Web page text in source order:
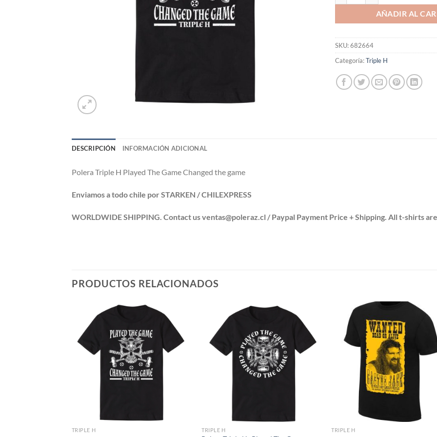
AÑADIR AL
SKU:682664
Categoría:Triple H
DESCRIPCIÓN INFORMACIÓN ADICIONAL
Polera Triple H Played The Game Changed the game
Enviamos a todo chile por STARKEN / CHILEXPRESS
WORLDWIDE SHIPPING. Contact us ventas@poleraz.cl / Paypal Payment Price + Shipping. All t-shirts
PRODUCTOS RELACIONADOS
TRIPLE H TRIPLE H TRIPLE H